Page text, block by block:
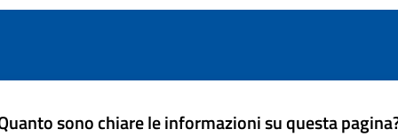
sono chiare le informazioni su questa